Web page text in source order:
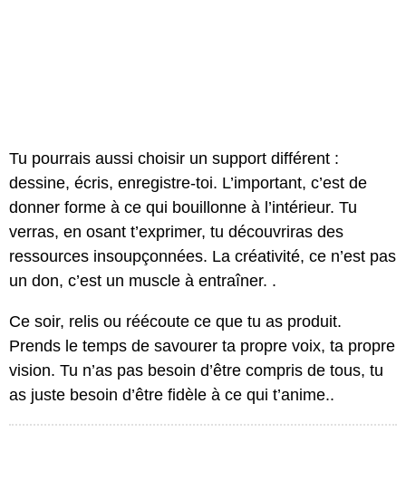
Tu pourrais aussi choisir un support différent :
dessine, écris, enregistre-toi. L’important, c’est de
donner forme à ce qui bouillonne à l’intérieur. Tu
verras, en osant t’exprimer, tu découvriras des
ressources insoupçonnées. La créativité, ce n’est pas
un don, c’est un muscle à entraîner. .
Ce soir, relis ou réécoute ce que tu as produit.
Prends le temps de savourer ta propre voix, ta propre
vision. Tu n’as pas besoin d’être compris de tous, tu
as juste besoin d’être fidèle à ce qui t’anime..